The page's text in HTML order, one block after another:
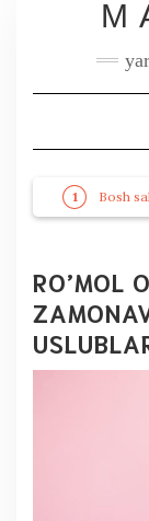
Bosh
RO’MOL